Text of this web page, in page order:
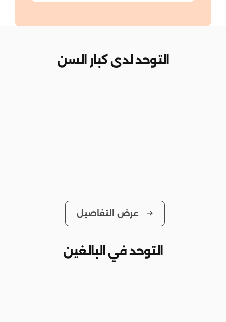
التوحد لدى كبار السن
عرض التفاصيل
التوحد في البالغين